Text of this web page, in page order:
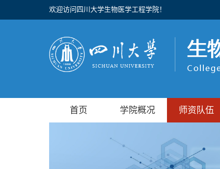
欢迎访问四川大学生物医学工程学院！
首页 学院概况 师资队伍